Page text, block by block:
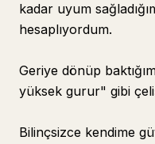
kadar uyum
hesaplıyordum.
Geriye dönüp
yüksek gurur" gibi
Bilinçsizce kendime